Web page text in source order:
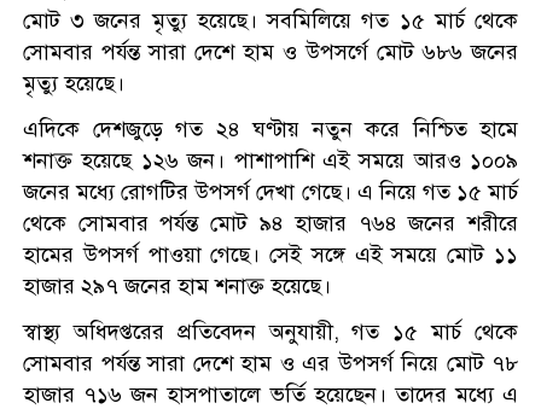
মোট ৩ জনের মৃত্যু হয়েছে। সবমিলিয়ে গত ১৫ মার্চ থেকে
সোমবার পর্যন্ত সারা দেশে হাম ও উপসর্গে মোট ৬৮৬ জনের
মৃত্যু হয়েছে।
এদিকে দেশজুড়ে গত ২৪ ঘণ্টায় নতুন করে নিশ্চিত হামে
শনাক্ত হয়েছে ১২৬ জন। পাশাপাশি এই সময়ে আরও ১০০৯
জনের মধ্যে রোগটির উপসর্গ দেখা গেছে। এ নিয়ে গত ১৫ মার্চ
থেকে সোমবার পর্যন্ত মোট ৯৪ হাজার ৭৬৪ জনের শরীরে
হামের উপসর্গ পাওয়া গেছে। সেই সঙ্গে এই সময়ে মোট ১১
হাজার ২৯৭ জনের হাম শনাক্ত হয়েছে।
স্বাস্থ্য অধিদপ্তরের প্রতিবেদন অনুযায়ী, গত ১৫ মার্চ থেকে
সোমবার পর্যন্ত সারা দেশে হাম ও এর উপসর্গ নিয়ে মোট ৭৮
হাজার ৭১৬ জন হাসপাতালে ভর্তি হয়েছেন। তাদের মধ্যে এ